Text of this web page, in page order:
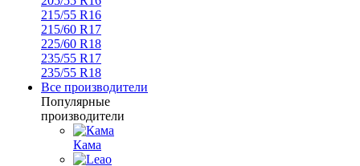
215/55 R16
215/60 R17
225/60 R18
235/55 R17
235/55 R18
Все производители
Популярные
производители
Кама